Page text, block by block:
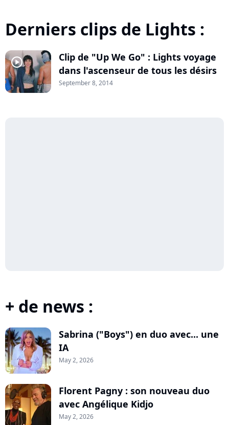
Derniers clips de Lights :
player2
Clip de "Up We Go" : Lights voyage
dans l'ascenseur de tous les désirs
September 8, 2014
+ de news :
Sabrina ("Boys") en duo avec... une
IA
May 2, 2026
Florent Pagny : son nouveau duo
avec Angélique Kidjo
May 2, 2026